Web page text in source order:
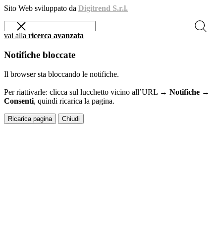
Sito Web sviluppato da Digitrend S.r.l.
vai alla ricerca avanzata
Notifiche bloccate
Il browser sta bloccando le notifiche.
Per riattivarle: clicca sul lucchetto vicino all’URL → Notifiche →
Consenti, quindi ricarica la pagina.
Ricarica pagina Chiudi